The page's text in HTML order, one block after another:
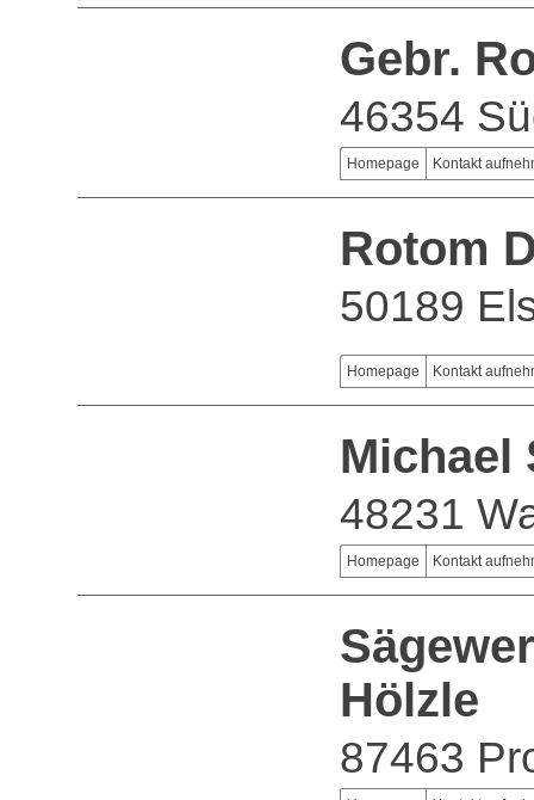
Gebr.
46354
Homepage Kontakt
Rotom
50189
Homepage Kontakt
Michael
48231
Homepage Kontakt
Hölzle
87463